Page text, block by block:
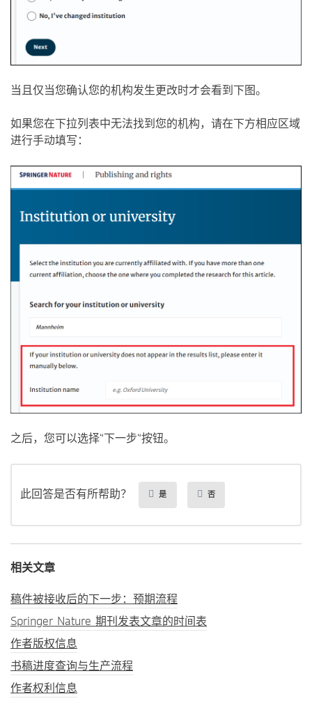
当且仅当您确认您的机构发生更改时才会看到下图。
如果您在下拉列表中无法找到您的机构，请在下方相应区域
进行手动填写：
之后，您可以选择“下一步“按钮。
此回答是否有所帮助？ 是 否
相关文章
稿件被接收后的下一步：预期流程
Springer Nature 期刊发表文章的时间表
作者版权信息
书稿进度查询与生产流程
作者权利信息